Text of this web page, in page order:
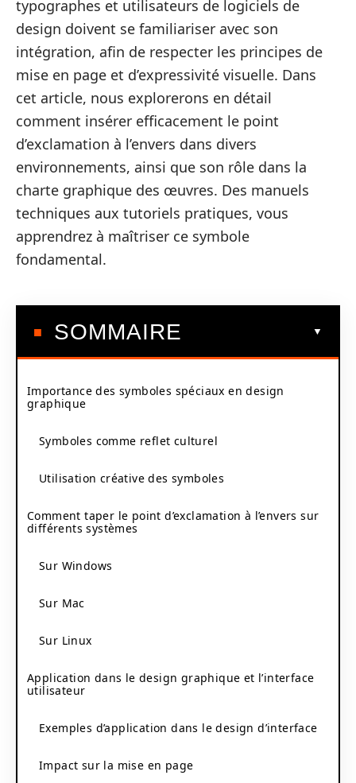
typographes et utilisateurs de logiciels de
design doivent se familiariser avec son
intégration, afin de respecter les principes de
mise en page et d’expressivité visuelle. Dans
cet article, nous explorerons en détail
comment insérer efficacement le point
d’exclamation à l’envers dans divers
environnements, ainsi que son rôle dans la
charte graphique des œuvres. Des manuels
techniques aux tutoriels pratiques, vous
apprendrez à maîtriser ce symbole
fondamental.
SOMMAIRE
Importance des symboles spéciaux en design
graphique
Symboles comme reflet culturel
Utilisation créative des symboles
Comment taper le point d’exclamation à l’envers sur
différents systèmes
Sur Windows
Sur Mac
Sur Linux
Application dans le design graphique et l’interface
utilisateur
Exemples d’application dans le design d’interface
Impact sur la mise en page